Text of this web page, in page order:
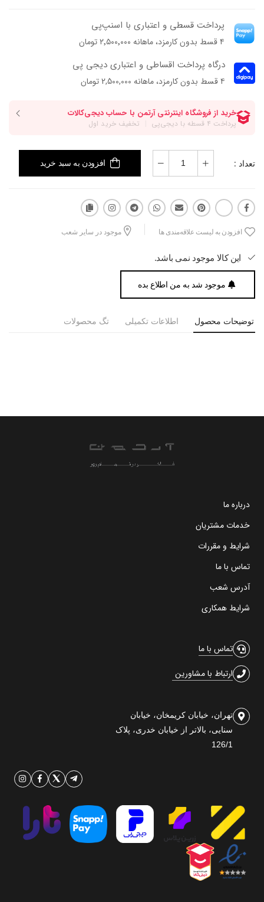
پرداخت قسطی و اعتباری با اسنپ‌پی
۴ قسط بدون کارمزد، ماهانه ۲٬۵۰۰٬۰۰۰ تومان
درگاه پرداخت اقساطی و اعتباری دیجی پی
۴ قسط بدون کارمزد، ماهانه 2,500,000 تومان
تعداد : افزودن به سبد خرید
افزودن به لیست علاقه‌مندی ها موجود در سایر شعب
این کالا موجود نمی باشد.
موجود شد به من اطلاع بده
توضیحات محصول اطلاعات تکمیلی تگ محصولات
درباره ما
خدمات مشتریان
شرایط و مقررات
تماس با ما
آدرس شعب
شرایط همکاری
تماس با ما
ارتباط با مشاورین
تهران، خیابان کریمخان، خیابان
سنایی، بالاتر از خیابان خدری، پلاک
126/1